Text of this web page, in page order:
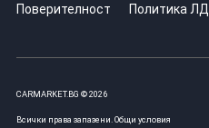
Поверителност Политика ЛД
CARMARKET.BG © 2026
Всички права запазени. Общи условия